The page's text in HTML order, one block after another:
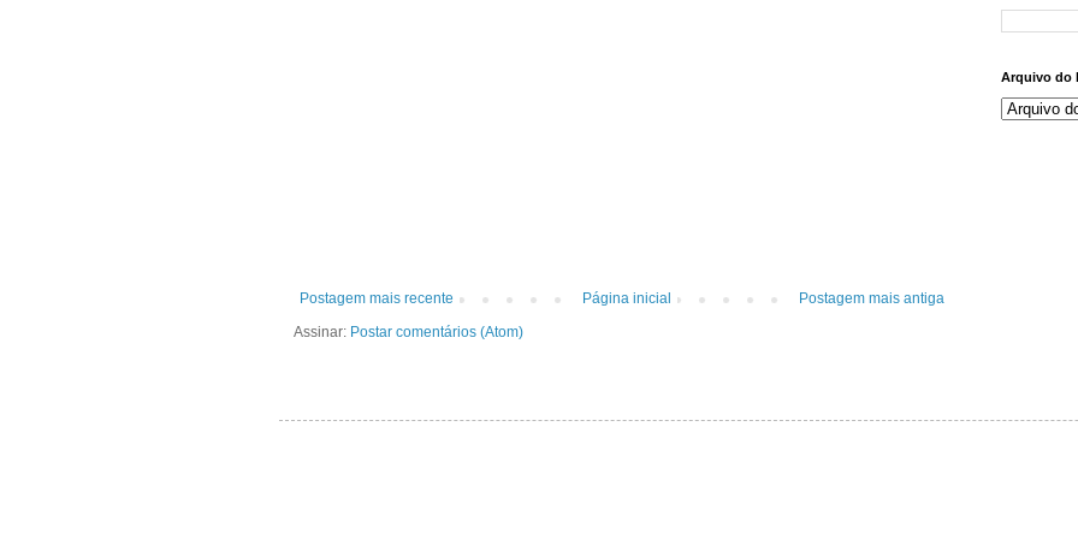
Postagem mais recente Postagem mais antiga
Página inicial
Assinar: Postar comentários (Atom)
Arquivo do